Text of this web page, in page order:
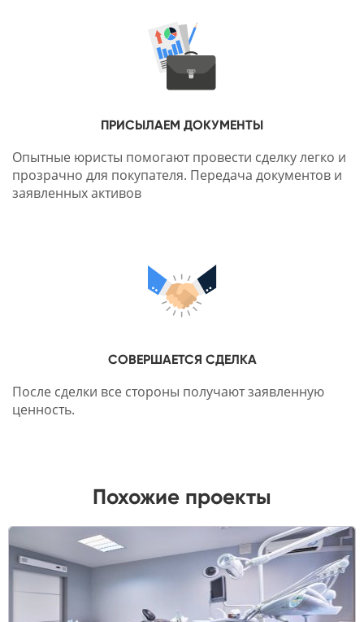
ПРИСЫЛАЕМ ДОКУМЕНТЫ
Опытные юристы помогают провести сделку легко и
прозрачно для покупателя. Передача документов и
заявленных активов
СОВЕРШАЕТСЯ СДЕЛКА
После сделки все стороны получают заявленную
ценность.
Похожие проекты